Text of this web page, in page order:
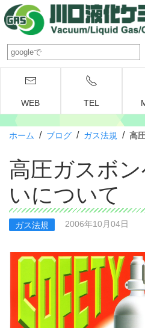
WEB TEL
ホーム / ブログ / ガス法規 / 高
高圧ガスボ
いについて
ガス法規 2006年10月04日